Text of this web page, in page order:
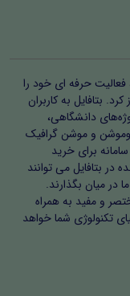
فعالیت حرفه ای خود را
مربوطه در شهریور ماه ۱۴۰۲ آغاز کرد. بتافایل به کاربران
دانشگاهی،
و موشن گرافیک
برای خرید
در بتافایل می توانند
میان بگذارند.
و مفید به همراه
تکنولوژی شما خواهد